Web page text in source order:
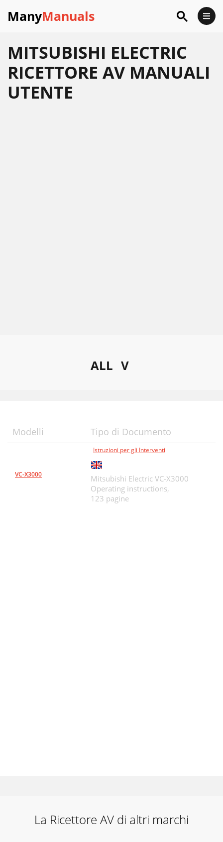
ManyManuals
MITSUBISHI ELECTRIC
RICETTORE AV MANUALI
UTENTE
ALL V
Modelli Tipo di Documento
VC-X3000
Istruzioni per gli Interventi
Mitsubishi Electric VC-X3000
Operating instructions,
123 pagine
La Ricettore AV di altri marchi